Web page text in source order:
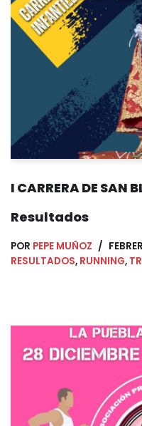
I CARRERA DE SAN
Resultados
POR PEPE MUÑOZ
RESULTADOS, RUNNING,